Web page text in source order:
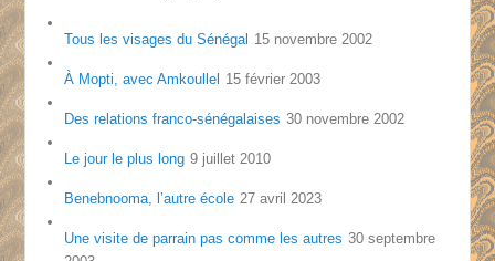
Tous les visages du Sénégal 15 novembre 2002
À Mopti, avec Amkoullel 15 février 2003
Des relations franco-sénégalaises 30 novembre 2002
Le jour le plus long 9 juillet 2010
Benebnooma, l’autre école 27 avril 2023
Une visite de parrain pas comme les autres 30 septembre